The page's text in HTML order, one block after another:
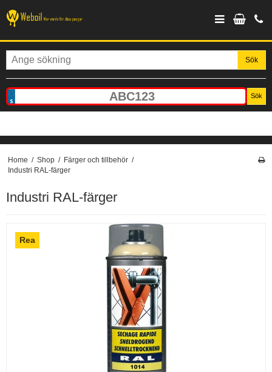
Sök
Sök
Home / Shop / Färger och tillbehör /
Industri RAL-färger
Industri RAL-färger
Rea